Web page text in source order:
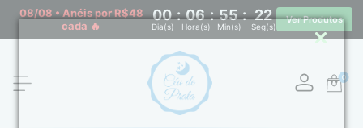
08/08 • Anéis por R$48
cada 🔥
00 : 06 : 55 : 22
Dia(s) Hora(s) Min(s) Seg(s)
Ver Produtos
0